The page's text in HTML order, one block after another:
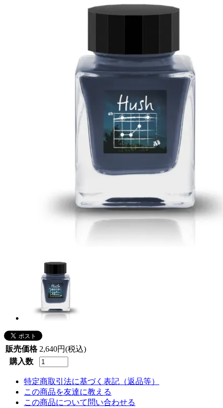
販売価格 2,640円(税込)
購入数
特定商取引法に基づく表記（返品等）
この商品を友達に教える
この商品について問い合わせる